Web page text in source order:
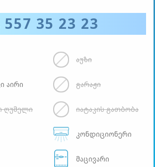
557 35 23 23
აუზი
აირი გარაჟი
ღუმელი იატაკის გათბობა
კონდიციონერი
მაცივარი